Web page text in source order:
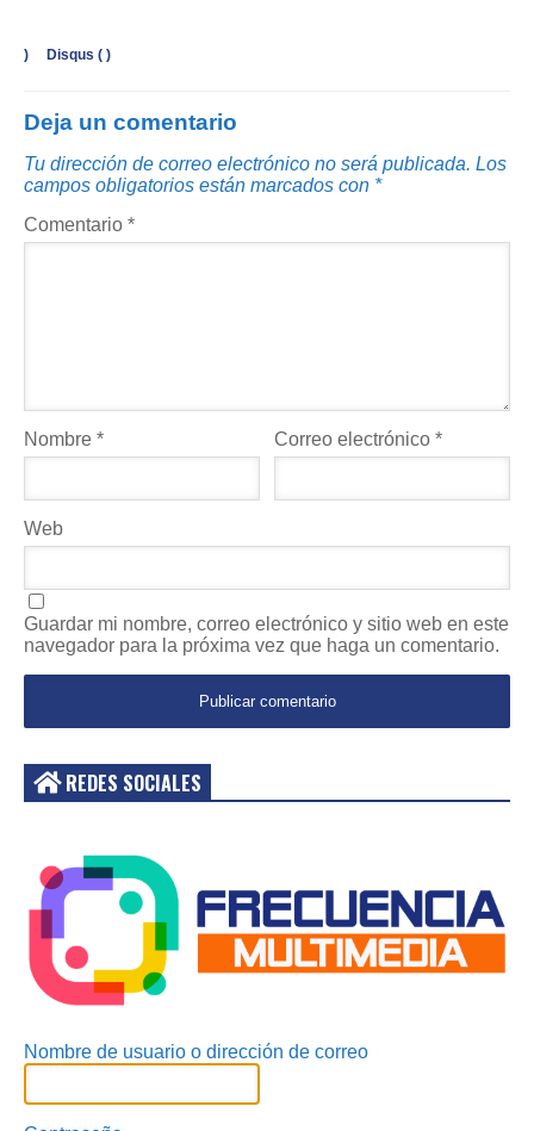
) Disqus ( )
Deja un comentario
Tu dirección de correo electrónico no será publicada. Los
campos obligatorios están marcados con *
Comentario *
Nombre * Correo electrónico*
Web
Guardar mi nombre, correo electrónico y sitio web en este
navegador para la próxima vez que haga un comentario.
REDES SOCIALES
Nombre de usuario o dirección de correo